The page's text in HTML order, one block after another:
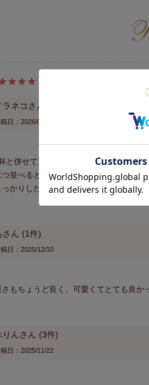
ラネコ
日 2026/01/18
と併せて買いました。
つ並べるとますます可愛いです。
っかりしたつくりで長く愛用できそうで
1
日 2025/12/10
さもちょうど良く、可愛くてとても良か
りん 3
日 2025/11/22